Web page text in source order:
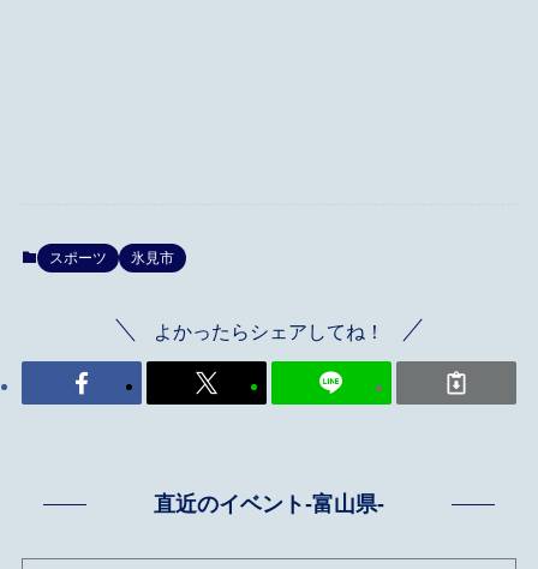
スポーツ 氷見市
よかったらシェアしてね！
直近のイベント-富山県-